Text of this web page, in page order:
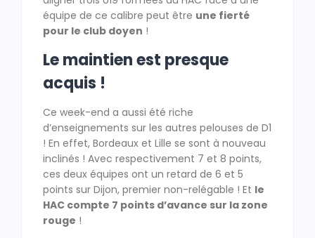
équipe de ce calibre peut être une fierté
pour le club doyen !
Le maintien est presque
acquis !
Ce week-end a aussi été riche
d’enseignements sur les autres pelouses de D1
! En effet, Bordeaux et Lille se sont à nouveau
inclinés ! Avec respectivement 7 et 8 points,
ces deux équipes ont un retard de 6 et 5
points sur Dijon, premier non-relégable ! Et le
HAC compte 7 points d’avance sur la zone
rouge !